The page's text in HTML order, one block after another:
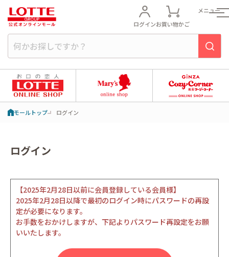
ログインお買い物かご
メニュー
モールトップ ログイン
ログイン
【2025年2月28日以前に会員登録している会員様】
2025年2月28日以降で最初のログイン時にパスワードの再設
定が必要になります。
お手数をおかけしますが、下記よりパスワード再設定をお願
いいたします。